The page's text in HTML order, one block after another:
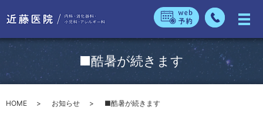
■酷暑が続きます
HOME お知らせ ■酷暑が続きます